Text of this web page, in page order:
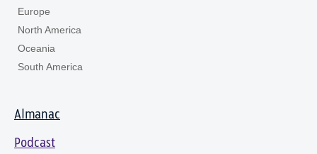
Europe
North America
Oceania
South America
Almanac
Podcast